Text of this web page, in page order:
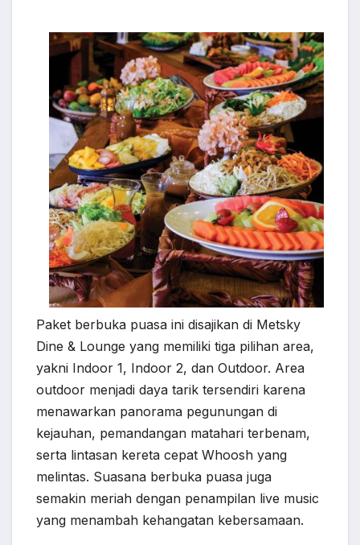
Paket berbuka puasa ini disajikan di Metsky
Dine & Lounge yang memiliki tiga pilihan area,
yakni Indoor 1, Indoor 2, dan Outdoor. Area
outdoor menjadi daya tarik tersendiri karena
menawarkan panorama pegunungan di
kejauhan, pemandangan matahari terbenam,
serta lintasan kereta cepat Whoosh yang
melintas. Suasana berbuka puasa juga
semakin meriah dengan penampilan live music
yang menambah kehangatan kebersamaan.